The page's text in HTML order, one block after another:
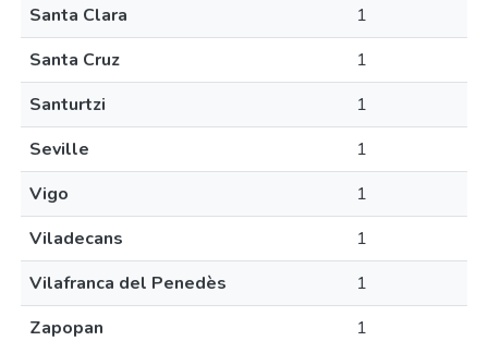
Santa Clara
1
Santa Cruz
1
Santurtzi
1
Seville
1
Vigo
1
Viladecans
1
Vilafranca del Penedès
1
Zapopan
1